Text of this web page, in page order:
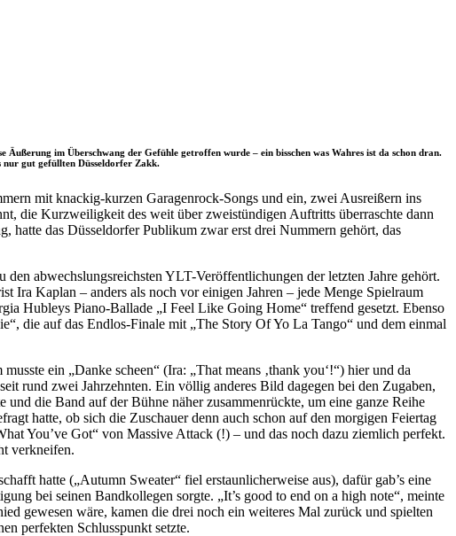
Äußerung im Überschwang der Gefühle getroffen wurde – ein bisschen was Wahres ist da schon dran.
nur gut gefüllten Düsseldorfer Zakk.
mit knackig-kurzen Garagenrock-Songs und ein, zwei Ausreißern ins
die Kurzweiligkeit des weit über zweistündigen Auftritts überraschte dann
hatte das Düsseldorfer Publikum zwar erst drei Nummern gehört, das
abwechslungsreichsten YLT-Veröffentlichungen der letzten Jahre gehört.
Ira Kaplan – anders als noch vor einigen Jahren – jede Menge Spielraum
Hubleys Piano-Ballade „I Feel Like Going Home“ treffend gesetzt. Ebenso
die auf das Endlos-Finale mit „The Story Of Yo La Tango“ und dem einmal
ein „Danke scheen“ (Ira: „That means ‚thank you‘!“) hier und da
rund zwei Jahrzehnten. Ein völlig anderes Bild dagegen bei den Zugaben,
die Band auf der Bühne näher zusammenrückte, um eine ganze Reihe
hatte, ob sich die Zuschauer denn auch schon auf den morgigen Feiertag
You’ve Got“ von Massive Attack (!) – und das noch dazu ziemlich perfekt.
verkneifen.
hatte („Autumn Sweater“ fiel erstaunlicherweise aus), dafür gab’s eine
bei seinen Bandkollegen sorgte. „It’s good to end on a high note“, meinte
gewesen wäre, kamen die drei noch ein weiteres Mal zurück und spielten
perfekten Schlusspunkt setzte.